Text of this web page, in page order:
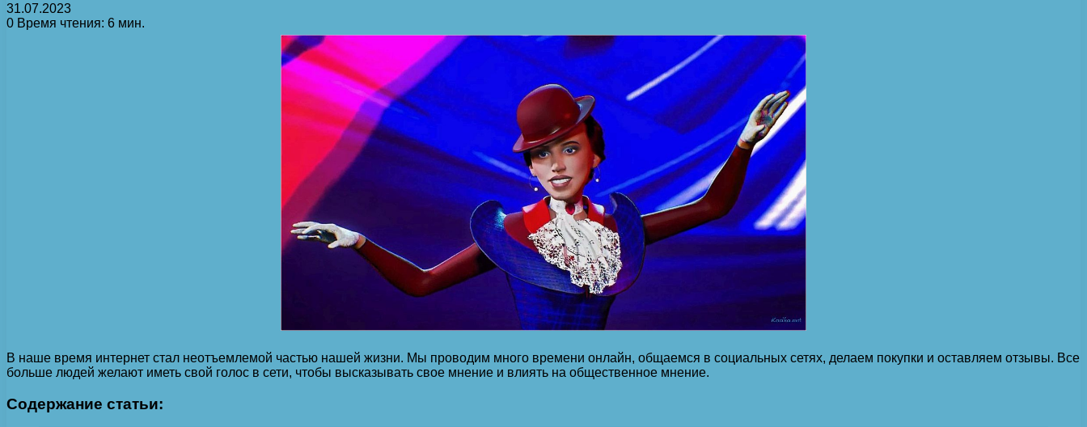
31.07.2023
0 Время чтения: 6 мин.
В наше время интернет стал неотъемлемой частью нашей жизни. Мы проводим много времени онлайн, общаемся в социальных сетях, делаем покупки и оставляем отзывы. Все
больше людей желают иметь свой голос в сети, чтобы высказывать свое мнение и влиять на общественное мнение.
Содержание статьи: